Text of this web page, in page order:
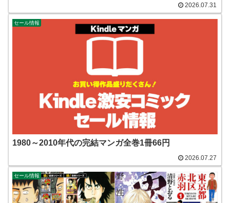
2026.07.31
セール情報
1980～2010年代の完結マンガ全巻1冊66円
2026.07.27
セール情報